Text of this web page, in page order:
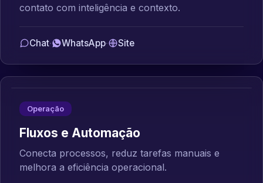
contato com inteligência e contexto.
Chat· WhatsApp· Site
Operação
Fluxos e Automação
Conecta processos, reduz tarefas manuais e
melhora a eficiência operacional.